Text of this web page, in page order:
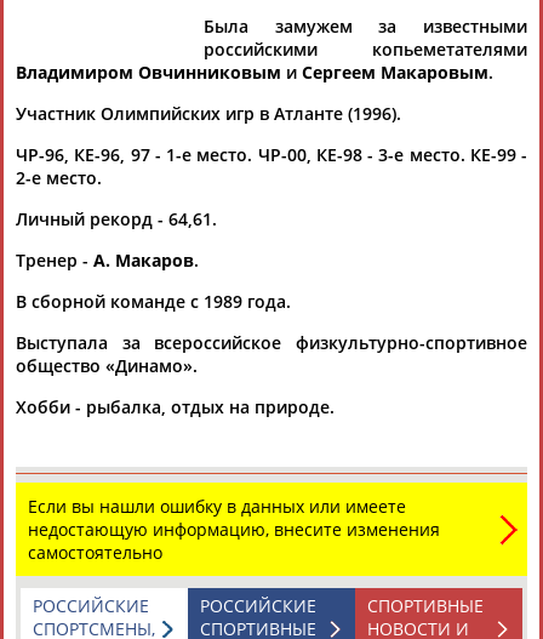
БУЛАТОВА
Татьяна
АББЯСОВА
Акжана
АБДИКАРИМОВА
Артур
АБДРАХМАНОВ
АБДРАХМАНОВАБДРАХМАНОВААБДУВАЛИЕВ
АБДУЛАЕВ
Была замужем за известными
российскими копьеметателями
Владимиром Овчинниковым и Сергеем Макаровым.
Участник Олимпийских игр в Атланте (1996).
ЧР-96, КЕ-96, 97 - 1-е место. ЧР-00, КЕ-98 - 3-е место. КЕ-99 -
2-е место.
Личный рекорд - 64,61.
Тренер - А. Макаров.
В сборной команде с 1989 года.
Выступала за всероссийское физкультурно-спортивное
общество «Динамо».
Хобби - рыбалка, отдых на природе.
Если вы нашли ошибку в данных или имеете
недостающую информацию, внесите изменения
самостоятельно
СПОРТИВНЫЕ
НОВОСТИ И
РОССИЙСКИЕ
СПОРТИВНЫЕ
РОССИЙСКИЕ
СПОРТСМЕНЫ,